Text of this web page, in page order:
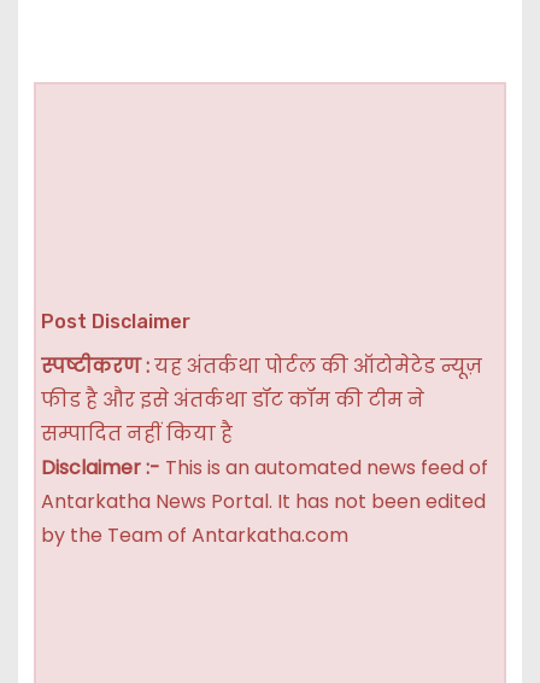
Post Disclaimer
स्पष्टीकरण :यह अंतर्कथा पोर्टल की ऑटोमेटेड न्यूज़
फीड है और इसे अंतर्कथा डॉट कॉम की टीम ने
सम्पादित नहीं किया है
Disclaimer :- This is an automated news feed of
Antarkatha News Portal. It has not been edited
by the Team of Antarkatha.com